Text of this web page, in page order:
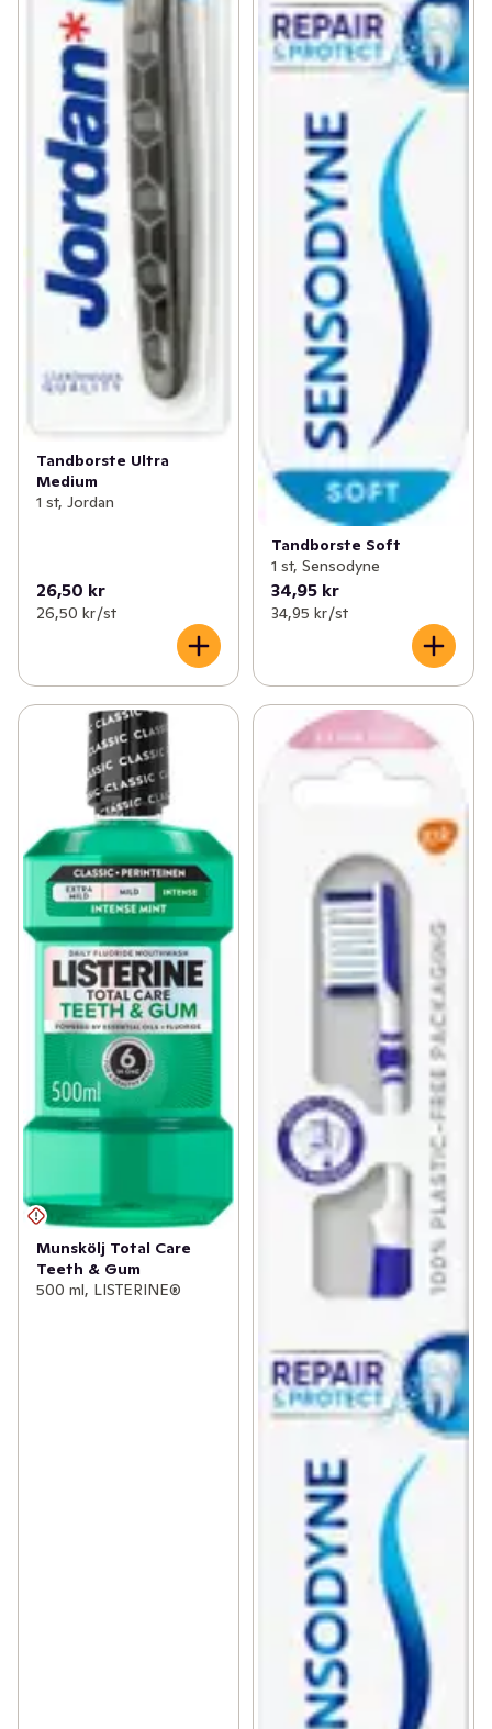
Tandborste Ultra
Medium
1 st, Jordan
26,50 kr
26,50 kr /st
Tandborste Soft
1 st, Sensodyne
34,95 kr
34,95 kr /st
Munskölj Total Care
Teeth & Gum
500 ml, LISTERINE®